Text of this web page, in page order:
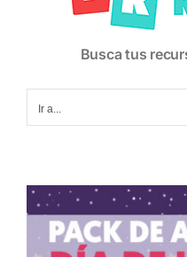
Busca tus
Ir a...